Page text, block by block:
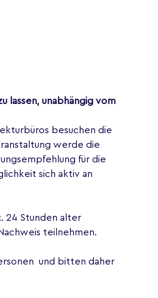
lassen, unabhängig vom
besuchen die
werde die
für die
sich aktiv an
24 Stunden alter
teilnehmen.
und bitten daher